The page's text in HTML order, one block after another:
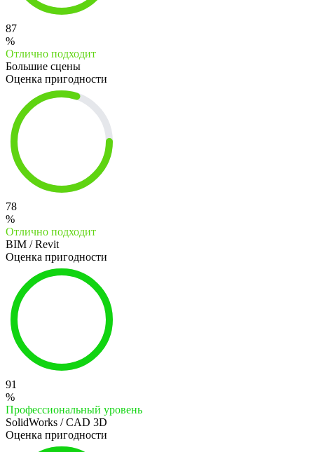
87
%
Отлично подходит
Большие сцены
Оценка пригодности
78
%
Отлично подходит
BIM / Revit
Оценка пригодности
91
%
Профессиональный уровень
SolidWorks / CAD 3D
Оценка пригодности